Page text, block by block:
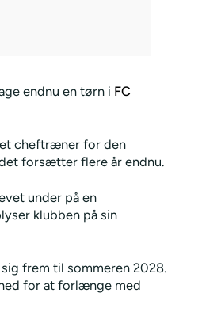
endnu en tørn i FC
cheftræner for den
forsætter flere år endnu.
under på en
klubben på sin
frem til sommeren 2028.
for at forlænge med